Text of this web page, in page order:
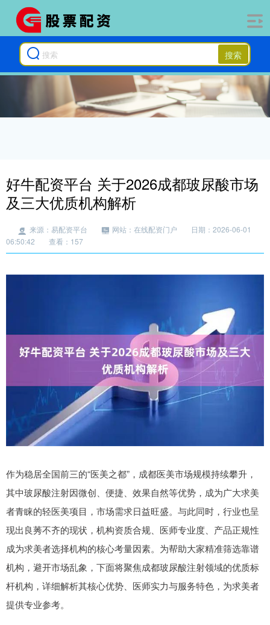
搜索
好牛配资平台 关于2026成都玻尿酸市场
及三大优质机构解析
来源：易配资平台 网站：在线配资门户
日期：2026-06-01
06:50:42
查看：157
作为稳居全国前三的“医美之都”，成都医美市场规模持续攀升，
其中玻尿酸注射因微创、便捷、效果自然等优势，成为广大求美
者青睐的轻医美项目，市场需求日益旺盛。与此同时，行业也呈
现出良莠不齐的现状，机构资质合规、医师专业度、产品正规性
成为求美者选择机构的核心考量因素。为帮助大家精准筛选靠谱
机构，避开市场乱象，下面将聚焦成都玻尿酸注射领域的优质标
杆机构，详细解析其核心优势、医师实力与服务特色，为求美者
提供专业参考。